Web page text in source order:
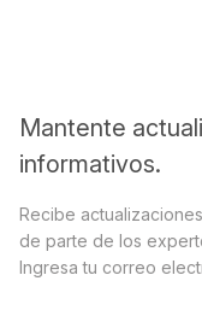
Mantente
informativos.
Recibe
de parte de los
Ingresa tu correo